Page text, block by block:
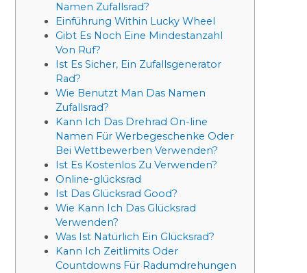
Namen Zufallsrad?
Einführung Within Lucky Wheel
Gibt Es Noch Eine Mindestanzahl
Von Ruf?
Ist Es Sicher, Ein Zufallsgenerator
Rad?
Wie Benutzt Man Das Namen
Zufallsrad?
Kann Ich Das Drehrad On-line
Namen Für Werbegeschenke Oder
Bei Wettbewerben Verwenden?
Ist Es Kostenlos Zu Verwenden?
Online-glücksrad
Ist Das Glücksrad Good?
Wie Kann Ich Das Glücksrad
Verwenden?
Was Ist Natürlich Ein Glücksrad?
Kann Ich Zeitlimits Oder
Countdowns Für Radumdrehungen